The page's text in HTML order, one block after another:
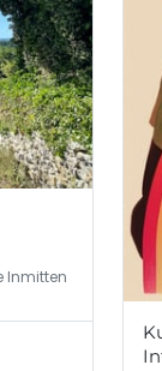
Inmitten